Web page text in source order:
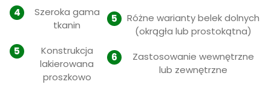
Szeroka gama
tkanin
Konstrukcja
lakierowana
proszkowo
Różne warianty belek dolnych
(okrągła lub prostokątna)
Zastosowanie wewnętrzne
lub zewnętrzne